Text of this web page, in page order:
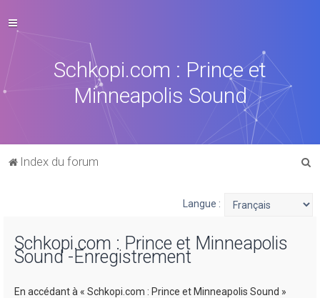
Schkopi.com : Prince et
Minneapolis Sound
Index du forum
Langue :
Schkopi.com : Prince et Minneapolis
Sound -Enregistrement
En accédant à « Schkopi.com : Prince et Minneapolis Sound »